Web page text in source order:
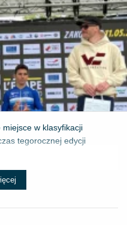
w klasyfikacji
tegorocznej edycji